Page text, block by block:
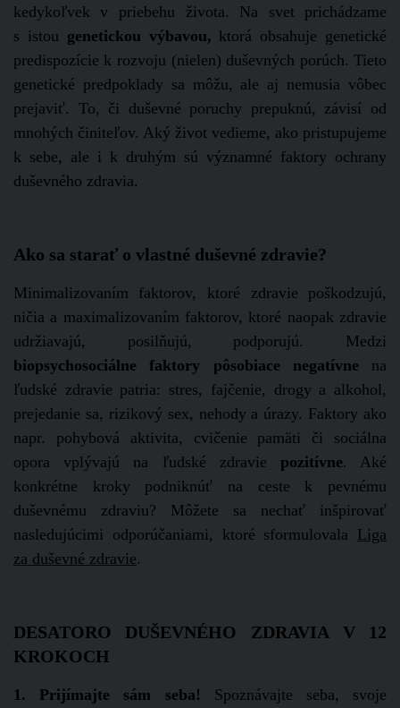
kedykoľvek v priebehu života. Na svet prichádzame
s istou genetickou výbavou, ktorá obsahuje genetické
predispozície k rozvoju (nielen) duševných porúch. Tieto
genetické predpoklady sa môžu, ale aj nemusia vôbec
prejaviť. To, či duševné poruchy prepuknú, závisí od
mnohých činiteľov. Aký život vedieme, ako pristupujeme
k sebe, ale i k druhým sú významné faktory ochrany
duševného zdravia.
Ako sa starať o vlastné duševné zdravie?
Minimalizovaním faktorov, ktoré zdravie poškodzujú,
ničia a maximalizovaním faktorov, ktoré naopak zdravie
udržiavajú, posilňujú, podporujú. Medzi
biopsychosociálne faktory pôsobiace negatívne na
ľudské zdravie patria: stres, fajčenie, drogy a alkohol,
prejedanie sa, rizikový sex, nehody a úrazy. Faktory ako
napr. pohybová aktivita, cvičenie pamäti či sociálna
opora vplývajú na ľudské zdravie pozitívne. Aké
konkrétne kroky podniknúť na ceste k pevnému
duševnému zdraviu? Môžete sa nechať inšpirovať
nasledujúcimi odporúčaniami, ktoré sformulovala Liga
za duševné zdravie.
DESATORO DUŠEVNÉHO ZDRAVIA V 12
KROKOCH
1. Prijímajte sám seba! Spoznávajte seba, svoje